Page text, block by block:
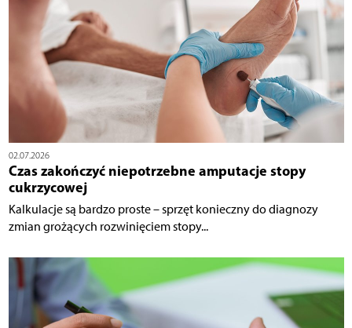
02.07.2026
Czas zakończyć niepotrzebne amputacje stopy
cukrzycowej
Kalkulacje są bardzo proste – sprzęt konieczny do diagnozy
zmian grożących rozwinięciem stopy...